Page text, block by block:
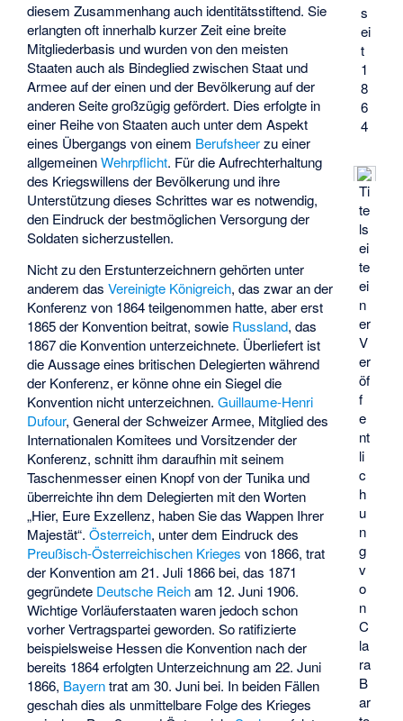
s
ei
t
1
8
6
4
Ti
te
ls
ei
te
ei
n
er
V
er
öf
f
e
nt
li
c
h
u
n
g
v
o
n
C
la
ra
B
ar
diesem Zusammenhang auch identitätsstiftend. Sie
erlangten oft innerhalb kurzer Zeit eine breite
Mitgliederbasis und wurden von den meisten
Staaten auch als Bindeglied zwischen Staat und
Armee auf der einen und der Bevölkerung auf der
anderen Seite großzügig gefördert. Dies erfolgte in
einer Reihe von Staaten auch unter dem Aspekt
eines Übergangs von einem Berufsheerzu einer
allgemeinenWehrpflicht. Für die Aufrechterhaltung
des Kriegswillens der Bevölkerung und ihre
Unterstützung dieses Schrittes war es notwendig,
den Eindruck der bestmöglichen Versorgung der
Soldaten sicherzustellen.
Nicht zu den Erstunterzeichnern gehörten unter
anderem dasVereinigte Königreich, das zwar an der
Konferenz von 1864 teilgenommen hatte, aber erst
1865 der Konvention beitrat, sowie Russland, das
1867 die Konvention unterzeichnete. Überliefert ist
die Aussage eines britischen Delegierten während
der Konferenz, er könne ohne ein Siegel die
Konvention nicht unterzeichnen.Guillaume-Henri
Dufour, General der Schweizer Armee, Mitglied des
Internationalen Komitees und Vorsitzender der
Konferenz, schnitt ihm daraufhin mit seinem
Taschenmesser einen Knopf von der Tunika und
überreichte ihn dem Delegierten mit den Worten
„Hier, Eure Exzellenz, haben Sie das Wappen Ihrer
Majestät“.Österreich, unter dem Eindruck des
Preußisch-Österreichischen Krieges von 1866, trat
der Konvention am 21. Juli 1866 bei, das 1871
gegründete Deutsche Reicham 12. Juni 1906.
Wichtige Vorläuferstaaten waren jedoch schon
vorher Vertragspartei geworden. So ratifizierte
beispielsweise Hessen die Konvention nach der
bereits 1864 erfolgten Unterzeichnung am 22. Juni
1866, Bayerntrat am 30. Juni bei. In beiden Fällen
geschah dies als unmittelbare Folge des Krieges